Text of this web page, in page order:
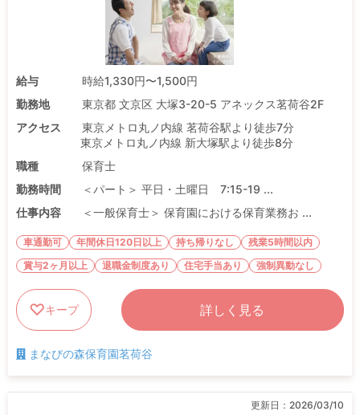
給与
時給1,330円〜1,500円
勤務地
東京都 文京区 大塚3-20-5 アネックス茗荷谷2F
アクセス
東京メトロ丸ノ内線 茗荷谷駅より徒歩7分
東京メトロ丸ノ内線 新大塚駅より徒歩8分
職種
保育士
勤務時間
＜パート＞ 平日・土曜日 7:15-19 ...
仕事内容
＜一般保育士＞ 保育園における保育業務お ...
車通勤可 年間休日120日以上 持ち帰りなし
残業5時間以内
賞与2ヶ月以上
退職金制度あり 住宅手当あり 強制異動なし
キープ 詳しく見る
まなびの森保育園茗荷谷
更新日： 2026/03/10